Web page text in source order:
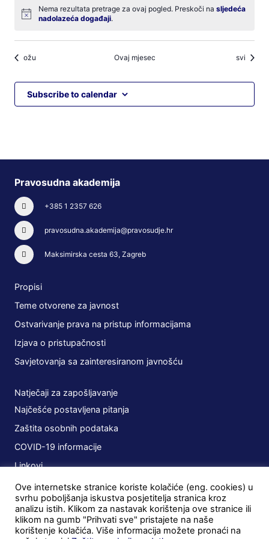
Notice
Nema rezultata pretrage za ovaj pogled. Preskoči nasljedeća
nadolazeća događaji.
ožu Ovaj mjesec svi
Subscribe to calendar
Pravosudna akademija
+385 1 2357 626
pravosudna.akademija@pravosudje.hr
Maksimirska cesta 63, Zagreb
Propisi
Teme otvorene za javnost
Ostvarivanje prava na pristup informacijama
Izjava o pristupačnosti
Savjetovanja sa zainteresiranom javnošću
Natječaji za zapošljavanje
Najčešće postavljena pitanja
Zaštita osobnih podataka
COVID-19 informacije
Linkovi
Planovi
Javna nabava
Ugovori
Ove internetske stranice koriste kolačiće (eng. cookies) u
svrhu poboljšanja iskustva posjetitelja stranica kroz
analizu istih. Klikom za nastavak korištenja ove stranice ili
klikom na gumb "Prihvati sve" pristajete na naše
korištenje kolačića. Više informacija možete pronaći na